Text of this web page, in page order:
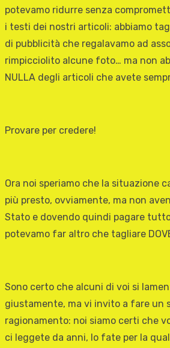
potevamo ridurre senza
i testi dei nostri articoli: abbiamo
di pubblicità che regalavamo ad
rimpicciolito alcune foto… ma non
NULLA degli articoli che avete
Provare per credere!
Ora noi speriamo che la situazione
più presto, ovviamente, ma non
Stato e dovendo quindi pagare
potevamo far altro che tagliare DOVE
Sono certo che alcuni di voi si
giustamente, ma vi invito a fare un
ragionamento: noi siamo certi che
ci leggete da anni, lo fate per la